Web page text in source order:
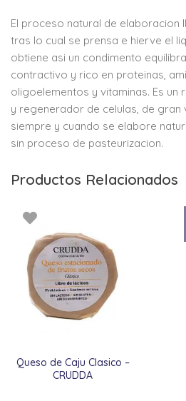
El proceso natural de elaboracion
tras lo cual se prensa e hierve el
obtiene asi un condimento
contractivo y rico en proteinas,
oligoelementos y vitaminas. Es
y regenerador de celulas, de gran
siempre y cuando se elabore
sin proceso de pasteurizacion.
Productos Relacionados
Queso de Caju Clasico –
CRUDDA